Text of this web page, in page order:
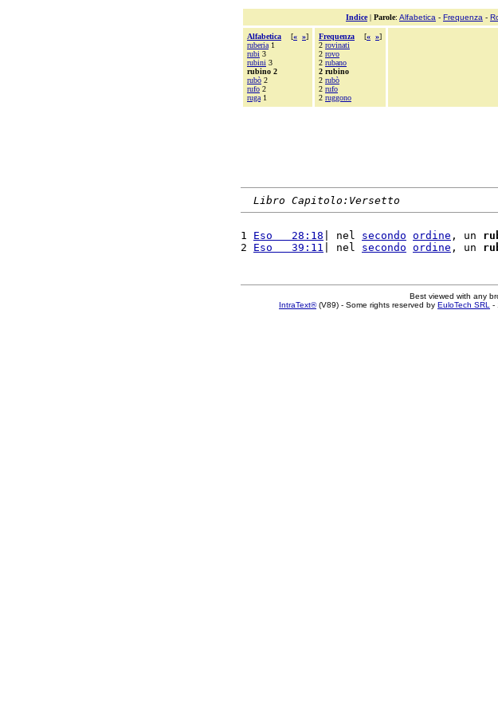
Indice| Parole: Alfabetica - Frequenza -
Alfabetica [« »]
ruberia 1
rubi 3
rubini 3
rubino 2
rubò 2
rufo 2
ruga 1
Frequenza [« »]
2 rovinati
2 rovo
2 rubano
2 rubino
2 rubò
2 rufo
2 ruggono
Libro Capitolo:Versetto
1 Eso   28:18 | nel secondo ordine , un
2 Eso   39:11 | nel secondo ordine , un
Best viewed with any
IntraText®(V89) - Some rights reserved by EuloTech SRL -